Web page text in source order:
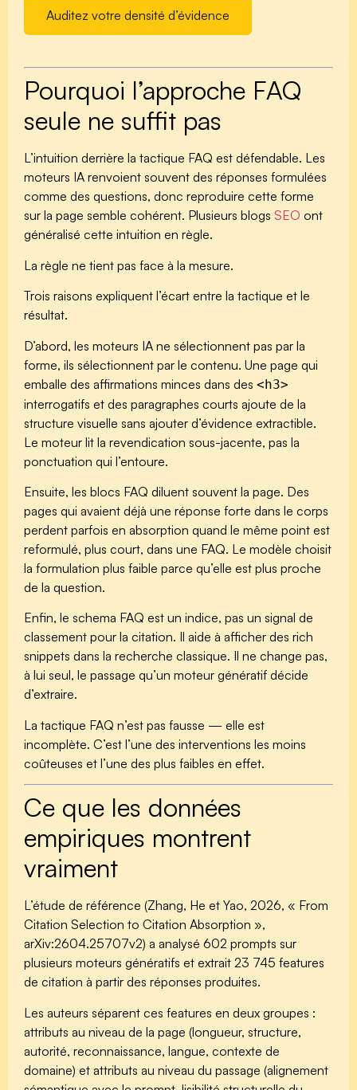
Auditez votre densité d’évidence
Pourquoi l’approche FAQ
seule ne suffit pas
L’intuition derrière la tactique FAQ est défendable. Les
moteurs IA renvoient souvent des réponses formulées
comme des questions, donc reproduire cette forme
sur la page semble cohérent. Plusieurs blogs SEO ont
généralisé cette intuition en règle.
La règle ne tient pas face à la mesure.
Trois raisons expliquent l’écart entre la tactique et le
résultat.
D’abord, les moteurs IA ne sélectionnent pas par la
forme, ils sélectionnent par le contenu. Une page qui
emballe des affirmations minces dans des <h3>
interrogatifs et des paragraphes courts ajoute de la
structure visuelle sans ajouter d’évidence extractible.
Le moteur lit la revendication sous-jacente, pas la
ponctuation qui l’entoure.
Ensuite, les blocs FAQ diluent souvent la page. Des
pages qui avaient déjà une réponse forte dans le corps
perdent parfois en absorption quand le même point est
reformulé, plus court, dans une FAQ. Le modèle choisit
la formulation plus faible parce qu’elle est plus proche
de la question.
Enfin, le schema FAQ est un indice, pas un signal de
classement pour la citation. Il aide à afficher des rich
snippets dans la recherche classique. Il ne change pas,
à lui seul, le passage qu’un moteur génératif décide
d’extraire.
La tactique FAQ n’est pas fausse — elle est
incomplète. C’est l’une des interventions les moins
coûteuses et l’une des plus faibles en effet.
Ce que les données
empiriques montrent
vraiment
L’étude de référence (Zhang, He et Yao, 2026, « From
Citation Selection to Citation Absorption »,
arXiv:2604.25707v2) a analysé 602 prompts sur
plusieurs moteurs génératifs et extrait 23 745 features
de citation à partir des réponses produites.
Les auteurs séparent ces features en deux groupes :
attributs au niveau de la page (longueur, structure,
autorité, reconnaissance, langue, contexte de
domaine) et attributs au niveau du passage (alignement